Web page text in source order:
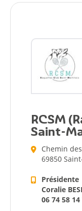
RCSM
Saint-
Chemin
69850
Présidente
Coralie
06 74 58 14